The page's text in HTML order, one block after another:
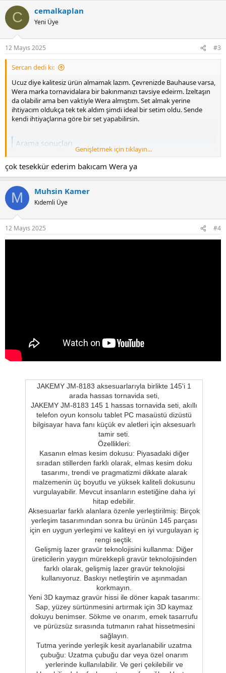
c
i
s
:
C cemalkaplan
Yeni Üye
12 Mayıs 2025 #3
Sercan dedi ki:
Ucuz diye kalitesiz ürün almamak lazım. Çevrenizde Bauhause varsa,
Wera marka tornavidalara bir bakınmanızı tavsiye edeirm. İzeltaşın
da olabilir ama ben vaktiyle Wera almıştım. Set almak yerine
ihtiyacım oldukça tek tek aldım şimdi ideal bir setim oldu. Sende
kendi ihtiyaçlarına göre bir set yapabilirsin.
Arama sonuçları
41892 eklentisine bak
Genişletmek için tıklayın...
çok tesekkür ederim bakıcam Wera ya
M Muhsin Kamer
Kıdemli Üye
12 Mayıs 2025 #4
JAKEMY JM-8183 aksesuarlarıyla birlikte 145'i 1
arada hassas tornavida seti,
JAKEMY JM-8183 145 1 hassas tornavida seti, akıllı
telefon oyun konsolu tablet PC masaüstü dizüstü
bilgisayar hava fanı küçük ev aletleri için aksesuarlı
tamir seti.
Özellikleri:
Kasanın elmas kesim dokusu: Piyasadaki diğer
sıradan stillerden farklı olarak, elmas kesim doku
tasarımı, trendi ve pragmatizmi dikkate alarak
malzemenin üç boyutlu ve yüksek kaliteli dokusunu
vurgulayabilir. Mevcut insanların estetiğine daha iyi
hitap edebilir.
Aksesuarlar farklı alanlara özenle yerleştirilmiş: Birçok
yerleşim tasarımından sonra bu ürünün 145 parçası
için en uygun yerleşimi ve kaliteyi en iyi vurgulayan iç
rengi seçtik.
Gelişmiş lazer gravür teknolojisini kullanma: Diğer
üreticilerin yaygın mürekkepli gravür teknolojisinden
farklı olarak, gelişmiş lazer gravür teknolojisi
kullanıyoruz. Baskıyı netleştirin ve aşınmadan
korkmayın.
Yeni 3D kaymaz gravür hissi ile döner kapak tasarımı:
Sap, yüzey sürtünmesini artırmak için 3D kaymaz
dokuyu benimser. Sökme ve onarım, emek tasarrufu
ve pürüzsüz sırasında tutmanın rahat hissetmesini
sağlayın.
Tutma yerinde yerleşik kesit ayarlanabilir uzatma
çubuğu: Uzatma çubuğu dar veya özel onarım
yerlerinde kullanılabilir. Ve geri çekilebilir ve